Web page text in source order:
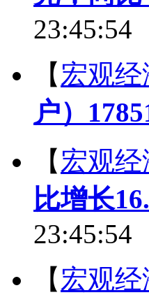
23:45:54
【 宏观经
户）
【 宏观经
比增长
23:45:54
【 宏观经